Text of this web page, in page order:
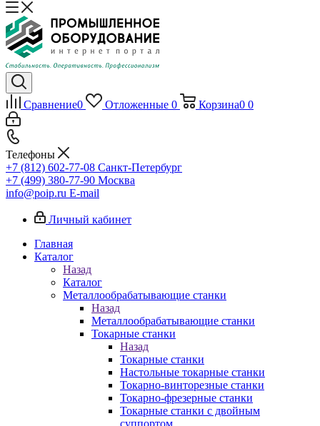
Сравнение0 Отложенные 0 Корзина0 0
Телефоны
+7 (812) 602-77-08 Санкт-Петербург
+7 (499) 380-77-90 Москва
info@poip.ru E-mail
Личный кабинет
Главная
Каталог
Назад
Каталог
Металлообрабатывающие станки
Назад
Металлообрабатывающие станки
Токарные станки
Назад
Токарные станки
Настольные токарные станки
Токарно-винторезные станки
Токарно-фрезерные станки
Токарные станки с двойным
суппортом